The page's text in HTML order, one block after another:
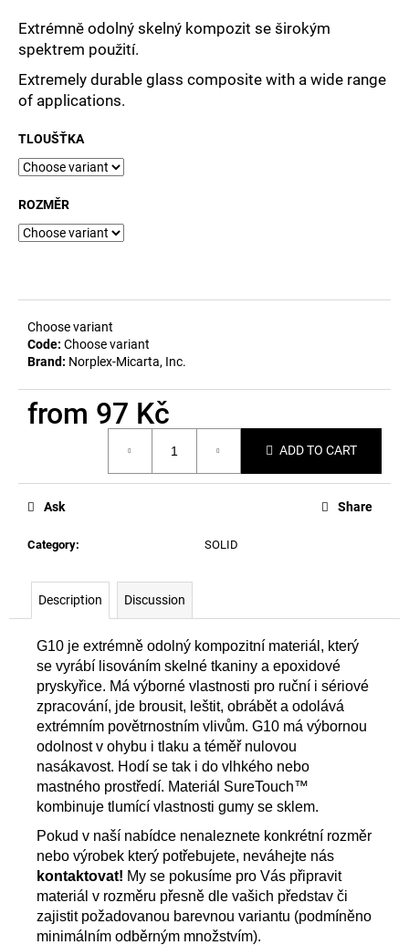
Extrémně odolný skelný kompozit se širokým
spektrem použití.
Extremely durable glass composite with a wide range
of applications.
TLOUŠŤKA
ROZMĚR
Choose variant
Code: Choose variant
Brand: Norplex-Micarta, Inc.
from 97 Kč
ADD TO CART
Category: SOLID
Ask Share
Description Discussion
G10 je extrémně odolný kompozitní materiál, který
se vyrábí lisováním skelné tkaniny a epoxidové
pryskyřice. Má výborné vlastnosti pro ruční i sériové
zpracování, jde brousit, leštit, obrábět a odolává
extrémním povětrnostním vlivům. G10 má výbornou
odolnost v ohybu i tlaku a téměř nulovou
nasákavost. Hodí se tak i do vlhkého nebo
mastného prostředí. Materiál SureTouch™
kombinuje tlumící vlastnosti gumy se sklem.
Pokud v naší nabídce nenaleznete konkrétní rozměr
nebo výrobek který potřebujete, neváhejte nás
kontaktovat! My se pokusíme pro Vás připravit
materiál v rozměru přesně dle vašich představ či
zajistit požadovanou barevnou variantu (podmíněno
minimálním odběrným množstvím).
i
n
g
f
r
?
W
e
m
d